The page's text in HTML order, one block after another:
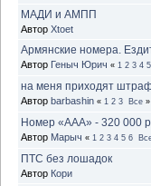
МАДИ и АМПП
Автор Xtoet
Армянские номера.
Автор Геныч Юрич « 1 2 3 4 5
на меня приходят
Автор barbashin « 1 2 3 Все »
Номер «ААА» - 320 000
Автор Марыч « 1 2 3 4 5 6
ПТС без лошадок
Автор Кори